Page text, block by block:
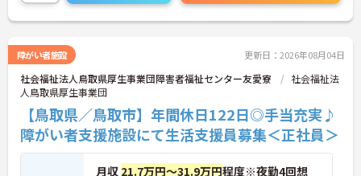
障がい者施設 更新日：2026年08月04日
社会福祉法人鳥取県厚生事業団障害者福祉センター友愛寮
社会福祉法
人鳥取県厚生事業団
【鳥取県／鳥取市】年間休日122日◎手当充実♪
障がい者支援施設にて生活支援員募集＜正社員＞
月収 21.7万円～31.9万円程度※夜勤4回想